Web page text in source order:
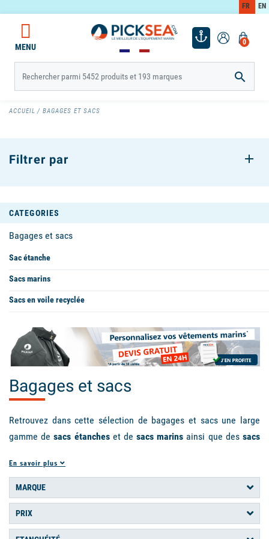
FR EN
0
MENU

ACCUEIL BAGAGES ET SACS
CATEGORIES
Bagages et sacs
Sac étanche
Sacs marins
Sacs en voile recyclée
Filtrer par
Bagages et sacs
Retrouvez dans cette sélection de bagages et sacs une large
gamme desacs étanches et de sacs marins ainsi que dessacs
loisirs outdoor. Ces sacs robustes fonctionnels et bien souvent
étanches prennent en compte les besoins pratiques des
navigateurs et les attentes particulières des marins et des
voyageurs intensifs. Que ce soit pour une balade ou une sortie
en mer, ou pour la pratique des
En savoir plus
MARQUE
PRIX